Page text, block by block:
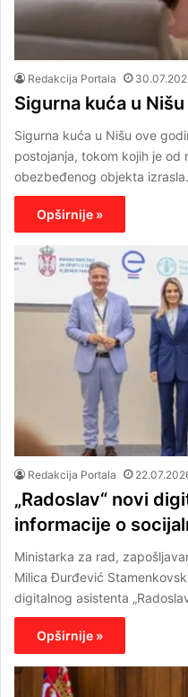
Redakcija Portala
Sigurna kuća u
Sigurna kuća u Nišu ove
postojanja, tokom kojih je od
obezbeđenog objekta
Opširnije »
Redakcija Portala
„Radoslav“ novi
informacije o
Ministarka za rad,
Milica Đurđević
digitalnog asistenta
Opširnije »